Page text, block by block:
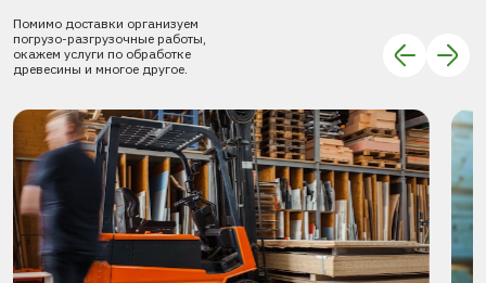
Помимо доставки организуем
погрузо-разгрузочные работы,
окажем услуги по обработке
древесины и многое другое.